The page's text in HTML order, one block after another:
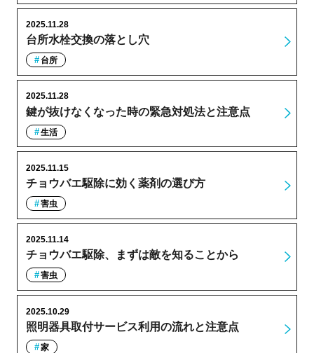
台所水栓交換の落とし穴
2025.11.28
台所
鍵が抜けなくなった時の緊急対処法と注意点
2025.11.28
生活
チョウバエ駆除に効く薬剤の選び方
2025.11.15
害虫
チョウバエ駆除、まずは敵を知ることから
2025.11.14
害虫
照明器具取付サービス利用の流れと注意点
2025.10.29
家